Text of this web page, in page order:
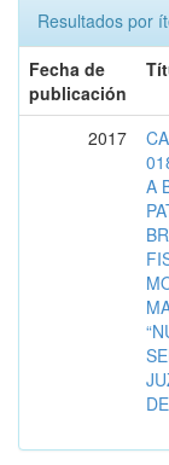
Resultados por
Fecha de
publicación
2017
A